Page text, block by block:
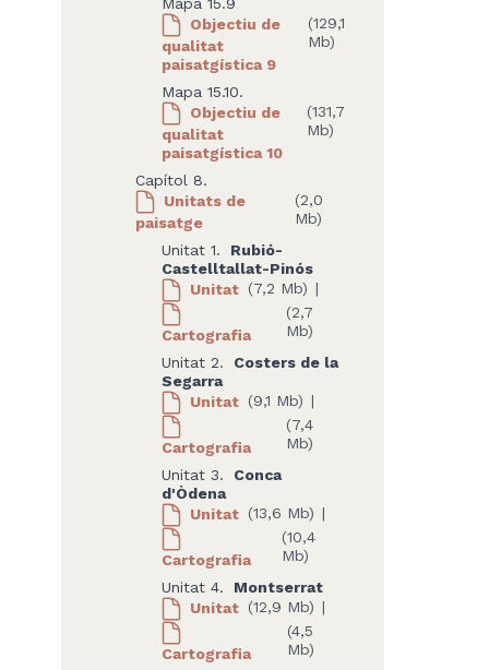
Objectiu de
qualitat
paisatgística 9
(129,1
Mb)
Mapa 15.10.
Objectiu de
qualitat
paisatgística 10
(131,7
Mb)
Capítol 8.
Unitats de
paisatge
(2,0
Mb)
Unitat 1.
Rubió-
Castelltallat-Pinós
Unitat (7,2 Mb) |
Cartografia
(2,7
Mb)
Unitat 2.
Costers de la
Segarra
Unitat (9,1 Mb) |
Cartografia
(7,4
Mb)
Unitat 3.
Conca
d'Òdena
Unitat (13,6 Mb) |
Cartografia
(10,4
Mb)
Unitat 4.
Montserrat
Unitat (12,9 Mb) |
Cartografia
(4,5
Mb)